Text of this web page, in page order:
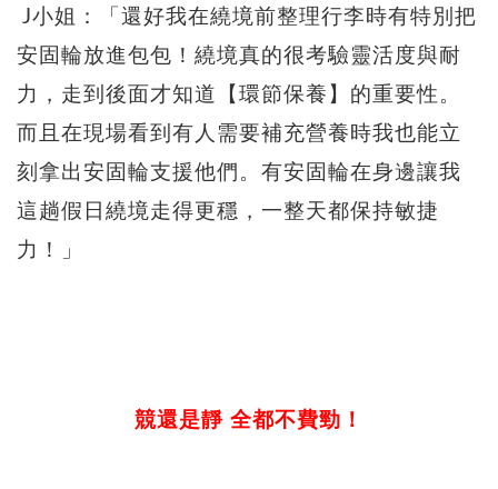
J小姐：「還好我在繞境前整理行李時有特別把
安固輪放進包包！繞境真的很考驗靈活度與耐
力，走到後面才知道【環節保養】的重要性。
而且在現場看到有人需要補充營養時我也能立
刻拿出安固輪支援他們。有安固輪在身邊讓我
這趟假日繞境走得更穩，一整天都保持敏捷
力！」
競還是靜 全都不費勁！